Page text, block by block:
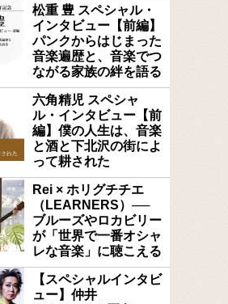
松重 豊 スペシャル・
インタビュー【前編】
パンクからはじまった
音楽遍歴と、音楽でつ
ながる家族の絆を語る
六角精児 スペシャ
ル・インタビュー【前
編】僕の人生は、音楽
と酒と下北沢の街によ
って耕された
Rei × ホリグチチエ
（LEARNERS）──
ブルーズやロカビリー
が「世界で一番オシャ
レな音楽」に聴こえる
【スペシャルインタビ
ュー】仲井